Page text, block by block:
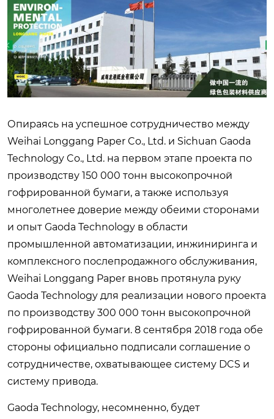
Опираясь на успешное сотрудничество между
Weihai Longgang Paper Co., Ltd. и Sichuan Gaoda
Technology Co., Ltd. на первом этапе проекта по
производству 150 000 тонн высокопрочной
гофрированной бумаги, а также используя
многолетнее доверие между обеими сторонами
и опыт Gaoda Technology в области
промышленной автоматизации, инжиниринга и
комплексного послепродажного обслуживания,
Weihai Longgang Paper вновь протянула руку
Gaoda Technology для реализации нового проекта
по производству 300 000 тонн высокопрочной
гофрированной бумаги. 8 сентября 2018 года обе
стороны официально подписали соглашение о
сотрудничестве, охватывающее систему DCS и
систему привода.
Gaoda Technology, несомненно, будет